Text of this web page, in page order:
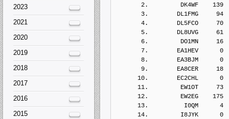
2.         DK4WF    139
3.        DL1FMG     94
4.        DL5FCO     70
5.        DL8UVG     61
6.         DO1MN     16
7.        EA1HEV      0
8.        EA3BJM      0
9.        EA8CER     18
10.        EC2CHL      0
11.         EW1OT     73
12.         EW2EG    175
13.          I0QM      4
14.         I8JYK      0
2023
2021
2020
2019
2018
2017
2016
2015